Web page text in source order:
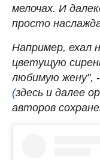
мелочах. И
просто
Например, ехал
цветущую
любимую жену",
(здесь и далее
авторов